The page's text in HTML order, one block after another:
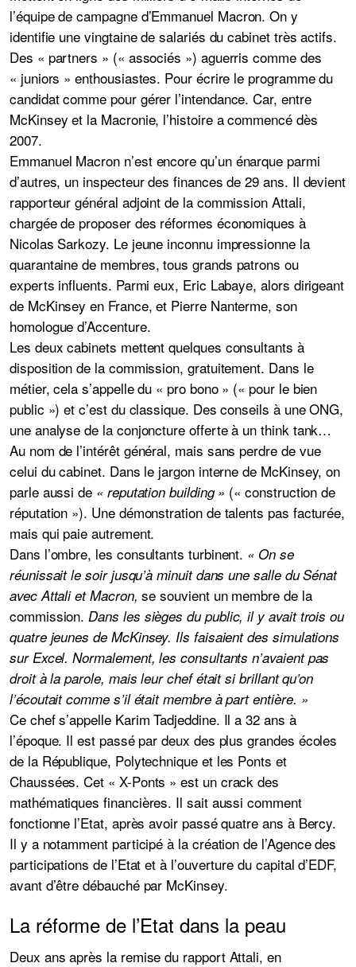
l’équipe de campagne d’Emmanuel Macron. On y
identifie une vingtaine de salariés du cabinet très actifs.
Des « partners » (« associés ») aguerris comme des
« juniors » enthousiastes. Pour écrire le programme du
candidat comme pour gérer l’intendance. Car, entre
McKinsey et la Macronie, l’histoire a commencé dès
2007.
Emmanuel Macron n’est encore qu’un énarque parmi
d’autres, un inspecteur des finances de 29 ans. Il devient
rapporteur général adjoint de la commission Attali,
chargée de proposer des réformes économiques à
Nicolas Sarkozy. Le jeune inconnu impressionne la
quarantaine de membres, tous grands patrons ou
experts influents. Parmi eux, Eric Labaye, alors dirigeant
de McKinsey en France, et Pierre Nanterme, son
homologue d’Accenture.
Les deux cabinets mettent quelques consultants à
disposition de la commission, gratuitement. Dans le
métier, cela s’appelle du « pro bono » (« pour le bien
public ») et c’est du classique. Des conseils à une ONG,
une analyse de la conjoncture offerte à un think tank…
Au nom de l’intérêt général, mais sans perdre de vue
celui du cabinet. Dans le jargon interne de McKinsey, on
parle aussi de « reputation building » (« construction de
réputation »). Une démonstration de talents pas facturée,
mais qui paie autrement.
Dans l’ombre, les consultants turbinent. « On se
réunissait le soir jusqu’à minuit dans une salle du Sénat
avec Attali et Macron,se souvient un membre de la
commission.Dans les sièges du public, il y avait trois ou
quatre jeunes de McKinsey. Ils faisaient des simulations
sur Excel. Normalement, les consultants n’avaient pas
droit à la parole, mais leur chef était si brillant qu’on
l’écoutait comme s’il était membre à part entière. »
Ce chef s’appelle Karim Tadjeddine. Il a 32 ans à
l’époque. Il est passé par deux des plus grandes écoles
de la République, Polytechnique et les Ponts et
Chaussées. Cet « X-Ponts » est un crack des
mathématiques financières. Il sait aussi comment
fonctionne l’Etat, après avoir passé quatre ans à Bercy.
Il y a notamment participé à la création de l’Agence des
participations de l’Etat et à l’ouverture du capital d’EDF,
avant d’être débauché par McKinsey.
La réforme de l’Etat dans la peau
Deux ans après la remise du rapport Attali, en